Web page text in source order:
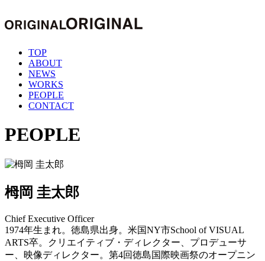
TOP
ABOUT
NEWS
WORKS
PEOPLE
CONTACT
PEOPLE
栂岡 圭太郎
Chief Executive Officer
1974年生まれ。徳島県出身。米国NY市School of VISUAL
ARTS卒。クリエイティブ・ディレクター、プロデューサ
ー、映像ディレクター。第4回徳島国際映画祭のオープニン